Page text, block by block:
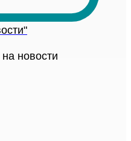
новости